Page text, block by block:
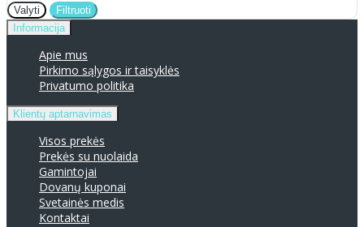
Valyti
Filtruoti
Informacija
Apie mus
Pirkimo sąlygos ir taisyklės
Privatumo politika
Klientų aptarnavimas
Visos prekės
Prekės su nuolaida
Gamintojai
Dovanų kuponai
Svetainės medis
Kontaktai